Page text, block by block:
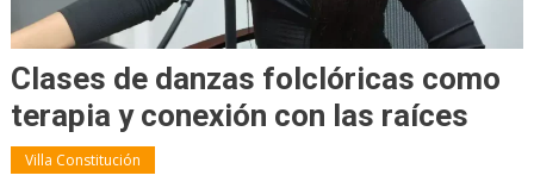
Clases de danzas folclóricas como
terapia y conexión con las raíces
Villa Constitución